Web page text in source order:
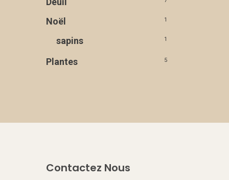
Noël 1
sapins 1
Plantes 5
Contactez Nous